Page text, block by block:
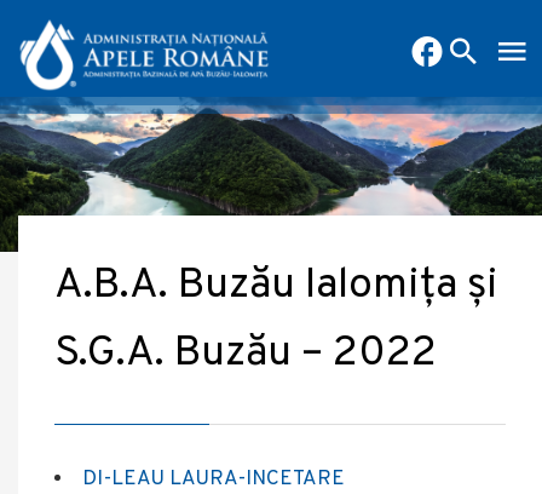
A.B.A. Buzău Ialomița și
S.G.A. Buzău – 2022
DI-LEAU LAURA-INCETARE